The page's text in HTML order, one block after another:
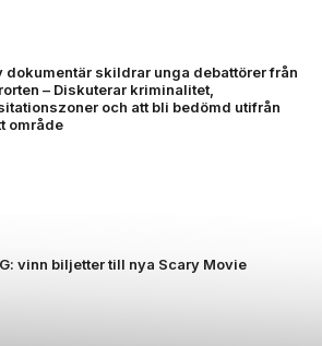
dokumentär skildrar unga debattörer från
– Diskuterar kriminalitet,
och att bli bedömd utifrån
område
vinn biljetter till nya Scary Movie